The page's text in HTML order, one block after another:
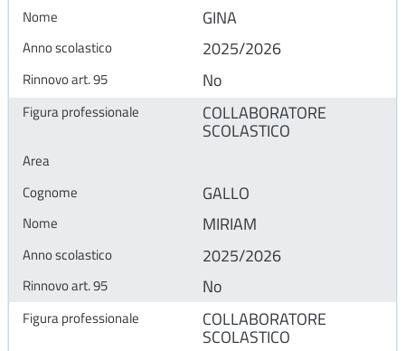
GINA
2025/2026
No
COLLABORATORE
SCOLASTICO
GALLO
MIRIAM
2025/2026
No
COLLABORATORE
SCOLASTICO